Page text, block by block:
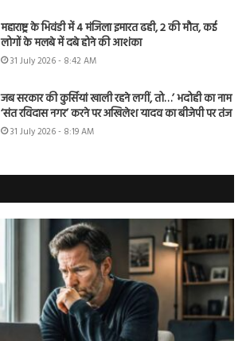
महाराष्ट्र के भिवंडी में 4 मंजिला इमारत ढही, 2 की मौत, कई
लोगों के मलबे में दबे होने की आशंका
31 July 2026 - 8:42 AM
जब सरकार की कुर्सियां खाली रहने लगीं, तो…’ भदोही का नाम
‘संत रविदास नगर’ करने पर अखिलेश यादव का बीजेपी पर तंज
31 July 2026 - 8:19 AM